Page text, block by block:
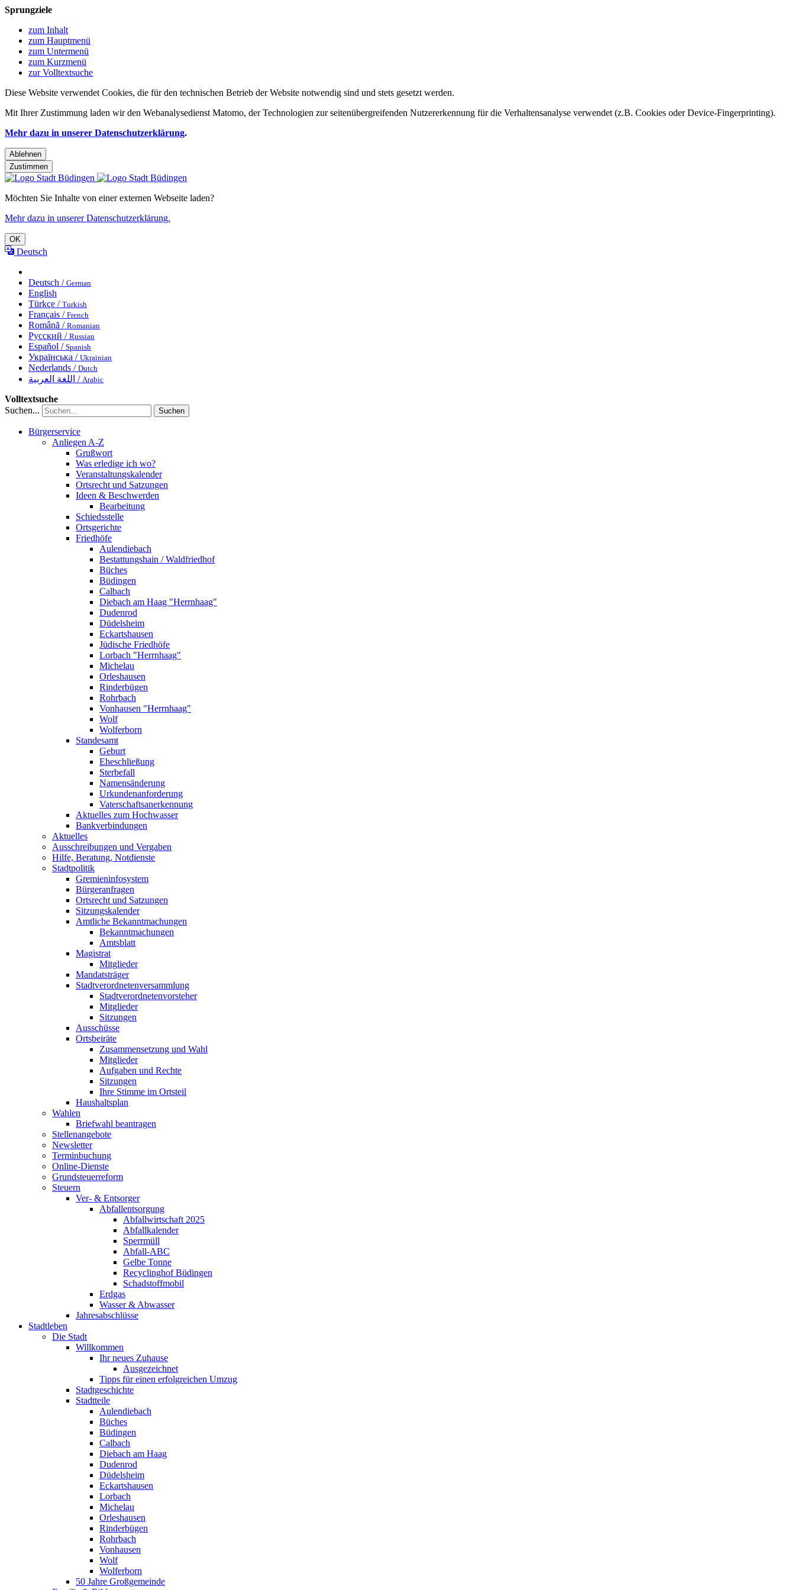
Sprungziele
zum Inhalt
zum Hauptmenü
zum Untermenü
zum Kurzmenü
zur Volltextsuche
Diese Website verwendet Cookies, die für den technischen Betrieb der Website notwendig sind und stets gesetzt werden.
Mit Ihrer Zustimmung laden wir den Webanalysedienst Matomo, der Technologien zur seitenübergreifenden Nutzererkennung für die Verhaltensanalyse verwendet (z.B. Cookies oder Device-Fingerprinting).
Mehr dazu in unserer Datenschutzerklärung.
Ablehnen
Zustimmen
Möchten Sie Inhalte von einer externen Webseite laden?
Mehr dazu in unserer Datenschutzerklärung.
OK
Deutsch
Deutsch / German
English
Türkçe / Turkish
Français / French
Română / Romanian
Русский / Russian
Español / Spanish
Українська / Ukrainian
Nederlands / Dutch
اللغة العربية / Arabic
Volltextsuche
Suchen...
Suchen
Bürgerservice
Anliegen A-Z
Grußwort
Was erledige ich wo?
Veranstaltungskalender
Ortsrecht und Satzungen
Ideen & Beschwerden
Bearbeitung
Schiedsstelle
Ortsgerichte
Friedhöfe
Aulendiebach
Bestattungshain / Waldfriedhof
Büches
Büdingen
Calbach
Diebach am Haag "Herrnhaag"
Dudenrod
Düdelsheim
Eckartshausen
Jüdische Friedhöfe
Lorbach "Herrnhaag"
Michelau
Orleshausen
Rinderbügen
Rohrbach
Vonhausen "Herrnhaag"
Wolf
Wolferborn
Standesamt
Geburt
Eheschließung
Sterbefall
Namensänderung
Urkundenanforderung
Vaterschaftsanerkennung
Aktuelles zum Hochwasser
Bankverbindungen
Aktuelles
Ausschreibungen und Vergaben
Hilfe, Beratung, Notdienste
Stadtpolitik
Gremieninfosystem
Bürgeranfragen
Ortsrecht und Satzungen
Sitzungskalender
Amtliche Bekanntmachungen
Bekanntmachungen
Amtsblatt
Magistrat
Mitglieder
Mandatsträger
Stadtverordnetenversammlung
Stadtverordnetenvorsteher
Mitglieder
Sitzungen
Ausschüsse
Ortsbeiräte
Zusammensetzung und Wahl
Mitglieder
Aufgaben und Rechte
Sitzungen
Ihre Stimme im Ortsteil
Haushaltsplan
Wahlen
Briefwahl beantragen
Stellenangebote
Newsletter
Terminbuchung
Online-Dienste
Grundsteuerreform
Steuern
Ver- & Entsorger
Abfallentsorgung
Abfallwirtschaft 2025
Abfallkalender
Sperrmüll
Abfall-ABC
Gelbe Tonne
Recyclinghof Büdingen
Schadstoffmobil
Erdgas
Wasser & Abwasser
Jahresabschlüsse
Stadtleben
Die Stadt
Willkommen
Ihr neues Zuhause
Ausgezeichnet
Tipps für einen erfolgreichen Umzug
Stadtgeschichte
Stadtteile
Aulendiebach
Büches
Büdingen
Calbach
Diebach am Haag
Dudenrod
Düdelsheim
Eckartshausen
Lorbach
Michelau
Orleshausen
Rinderbügen
Rohrbach
Vonhausen
Wolf
Wolferborn
50 Jahre Großgemeinde